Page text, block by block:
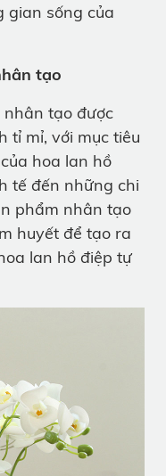
gian sống của
tạo
tạo được
tỉ mỉ, với mục tiêu
hoa lan hồ
tế đến những chi
phẩm nhân tạo
huyết để tạo ra
lan hồ điệp tự